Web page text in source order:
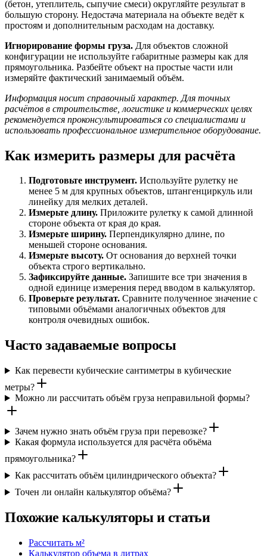
(бетон, утеплитель, сыпучие смеси) округляйте результат в
большую сторону. Недостача материала на объекте ведёт к
простоям и дополнительным расходам на доставку.
Игнорирование формы груза. Для объектов сложной
конфигурации не используйте габаритные размеры как для
прямоугольника. Разбейте объект на простые части или
измеряйте фактический занимаемый объём.
Информация носит справочный характер. Для точных
расчётов в строительстве, логистике и коммерческих целях
рекомендуется проконсультироваться со специалистами и
использовать профессиональное измерительное оборудование.
Как измерить размеры для расчёта
Подготовьте инструмент. Используйте рулетку не
менее 5 м для крупных объектов, штангенциркуль или
линейку для мелких деталей.
Измерьте длину. Приложите рулетку к самой длинной
стороне объекта от края до края.
Измерьте ширину. Перпендикулярно длине, по
меньшей стороне основания.
Измерьте высоту. От основания до верхней точки
объекта строго вертикально.
Зафиксируйте данные. Запишите все три значения в
одной единице измерения перед вводом в калькулятор.
Проверьте результат. Сравните полученное значение с
типовыми объёмами аналогичных объектов для
контроля очевидных ошибок.
Часто задаваемые вопросы
Как перевести кубические сантиметры в кубические
метры?
Можно ли рассчитать объём груза неправильной формы?
Зачем нужно знать объём груза при перевозке?
Какая формула используется для расчёта объёма
прямоугольника?
Как рассчитать объём цилиндрического объекта?
Точен ли онлайн калькулятор объёма?
Похожие калькуляторы и статьи
Рассчитать м²
Калькулятор объема в литрах